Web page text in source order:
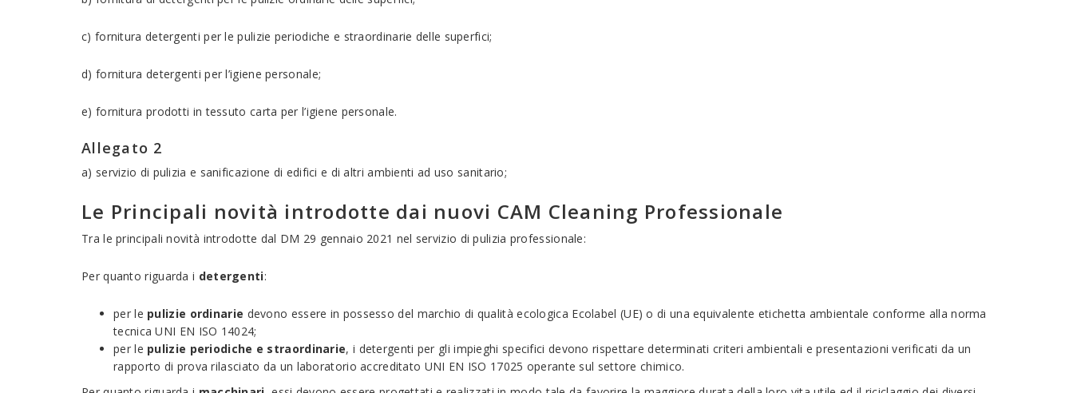
c) fornitura detergenti per le pulizie periodiche e straordinarie delle superfici;
d) fornitura detergenti per l’igiene personale;
e) fornitura prodotti in tessuto carta per l’igiene personale.
Allegato 2
a) servizio di pulizia e sanificazione di edifici e di altri ambienti ad uso sanitario;
Le Principali novità introdotte dai nuovi CAM Cleaning Professionale
Tra le principali novità introdotte dal DM 29 gennaio 2021 nel servizio di pulizia professionale:
Per quanto riguarda i detergenti:
per le pulizie ordinarie devono essere in possesso del marchio di qualità ecologica Ecolabel (UE) o di una equivalente etichetta ambientale conforme alla norma
tecnica UNI EN ISO 14024;
per le pulizie periodiche e straordinarie, i detergenti per gli impieghi specifici devono rispettare determinati criteri ambientali e presentazioni verificati da un
rapporto di prova rilasciato da un laboratorio accreditato UNI EN ISO 17025 operante sul settore chimico.